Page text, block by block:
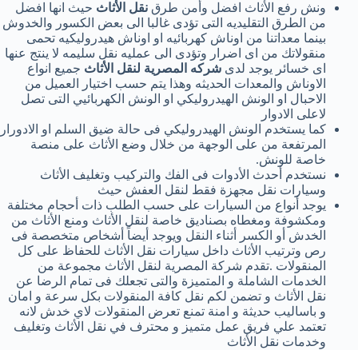
ونش رفع الأثاث افضل وأمن طرق نقل الأثاث حيث انها افضل
من الطرق التقليديه التى تؤدى غالبا الى بعض الكسور والخدوش
بينما معداتنا من اوناش كهربائيه او اوناش هيدروليكيه تحمى
منقولاتك من اى اضرار وتؤدى الى عمليه نقل سليمه لا ينتج عنها
اى خسائر يوجد لدى شركه المصرية لنقل الأثاث جميع انواع
الاوناش والمعدات الحديثه وهذا يتم حسب اختيار العميل من
الاحبال او الونش الهيدروليكي او الونش الكهربائيي التى تصل
لاعلى الادوار
كما يستخدم الونش الهيدروليكي فى حالة ضيق السلم او الادورار
المرتفعة من على الوجهة من خلال وضع الأثاث على منصة
خاصة للونش.
نستخدم أحدث الأدوات فى الفك والتركيب وتغليف الأثاث
وسيارات نقل مجهزة فقط لنقل العفش حيث
يوجد أنواع من السيارات على حسب الطلب ذات أحجام مختلفة
ومكشوفة ومغطاه بصناديق خاصة لنقل الأثاث ومنع الأثاث من
الخدش أو الكسر أثناء النقل ويوجد أيضاً أشخاص متخصصة فى
رص وترتيب الأثاث داخل سيارات نقل الأثاث للحفاظ على كل
المنقولات .تقدم شركة المصرية لنقل الأثاث مجموعة من
الخدمات الشاملة و المتميزة والتى تجعلك فى تمام الرضا عن
نقل الأثاث و تضمن لكم نقل كافة المنقولات بكل سرعة و امان
و باساليب حديثة و امنة تمنع تعرض المنقولات لاي خدش لانه
تعتمد علي فريق عمل متميز و محترف في نقل الأثاث وتغليف
وخدمات نقل الأثاث